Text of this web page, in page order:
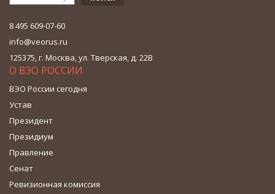
8 495 609-07-60
info@veorus.ru
125375, г. Москва, ул. Тверская, д. 22В
О ВЭО РОССИИ
ВЭО России сегодня
Устав
Президент
Президиум
Правление
Сенат
Ревизионная комиссия